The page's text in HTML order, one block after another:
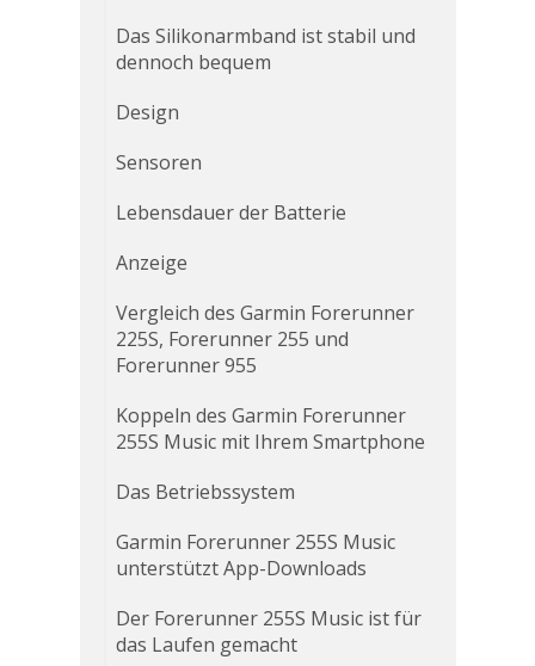
Das Silikonarmband ist stabil und
dennoch bequem
Design
Sensoren
Lebensdauer der Batterie
Anzeige
Vergleich des Garmin Forerunner
225S, Forerunner 255 und
Forerunner 955
Koppeln des Garmin Forerunner
255S Music mit Ihrem Smartphone
Das Betriebssystem
Garmin Forerunner 255S Music
unterstützt App-Downloads
Der Forerunner 255S Music ist für
das Laufen gemacht